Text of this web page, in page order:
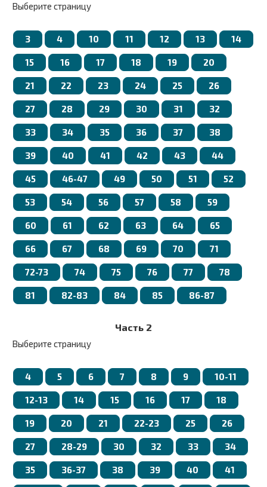
Выберите страницу
3 4 10 11 12 13 14
15 16 17 18 19 20
21 22 23 24 25 26
27 28 29 30 31 32
33 34 35 36 37 38
39 40 41 42 43 44
45 46-47 49 50 51 52
53 54 56 57 58 59
60 61 62 63 64 65
66 67 68 69 70 71
72-73 74 75 76 77 78
81 82-83 84 85 86-87
Часть 2
Выберите страницу
4 5 6 7 8 9 10-11
12-13 14 15 16 17 18
19 20 21 22-23 25 26
27 28-29 30 32 33 34
35 36-37 38 39 40 41